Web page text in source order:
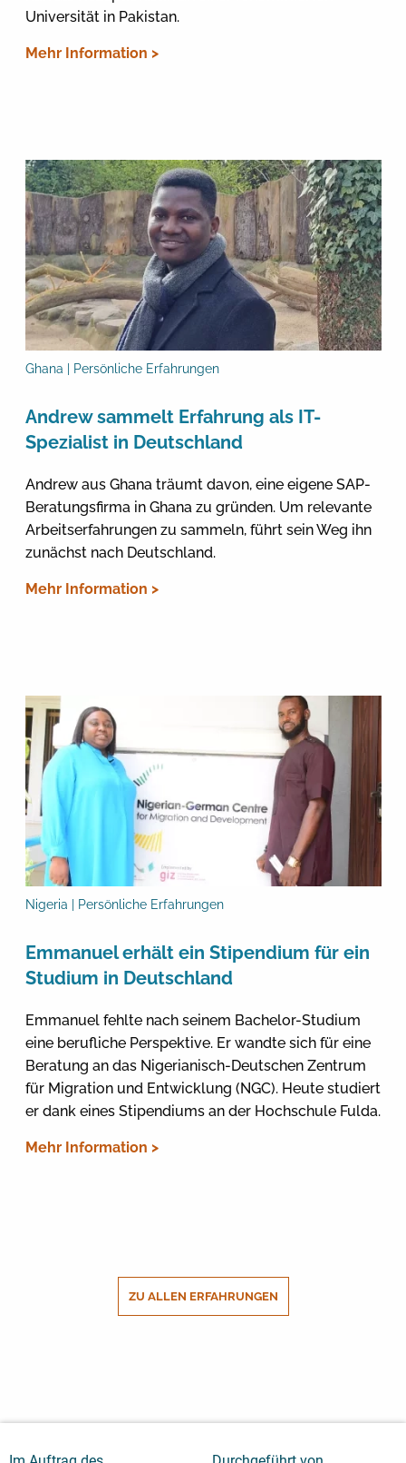
Universität in Pakistan.
Mehr Information >
Ghana | Persönliche Erfahrungen
Andrew sammelt Erfahrung als IT-
Spezialist in Deutschland
Andrew aus Ghana träumt davon, eine eigene SAP-
Beratungsfirma in Ghana zu gründen. Um relevante
Arbeitserfahrungen zu sammeln, führt sein Weg ihn
zunächst nach Deutschland.
Mehr Information >
Nigeria | Persönliche Erfahrungen
Emmanuel erhält ein Stipendium für ein
Studium in Deutschland
Emmanuel fehlte nach seinem Bachelor-Studium
eine berufliche Perspektive. Er wandte sich für eine
Beratung an das Nigerianisch-Deutschen Zentrum
für Migration und Entwicklung (NGC). Heute studiert
er dank eines Stipendiums an der Hochschule Fulda.
Mehr Information >
ZU ALLEN ERFAHRUNGEN